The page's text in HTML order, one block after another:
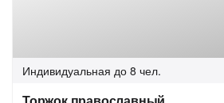
Индивидуальная до 8 чел.